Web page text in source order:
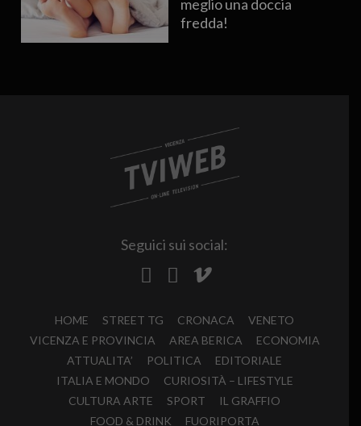
meglio una doccia
fredda!
Seguici sui social:
HOME STREET TG CRONACA
VENETO
VICENZA E PROVINCIA
AREA BERICA
ECONOMIA
ATTUALITA’
POLITICA
EDITORIALE
ITALIA E MONDO
CURIOSITÀ – LIFESTYLE
CULTURA ARTE
SPORT
IL GRAFFIO
FOOD & DRINK
FUORIPORTA